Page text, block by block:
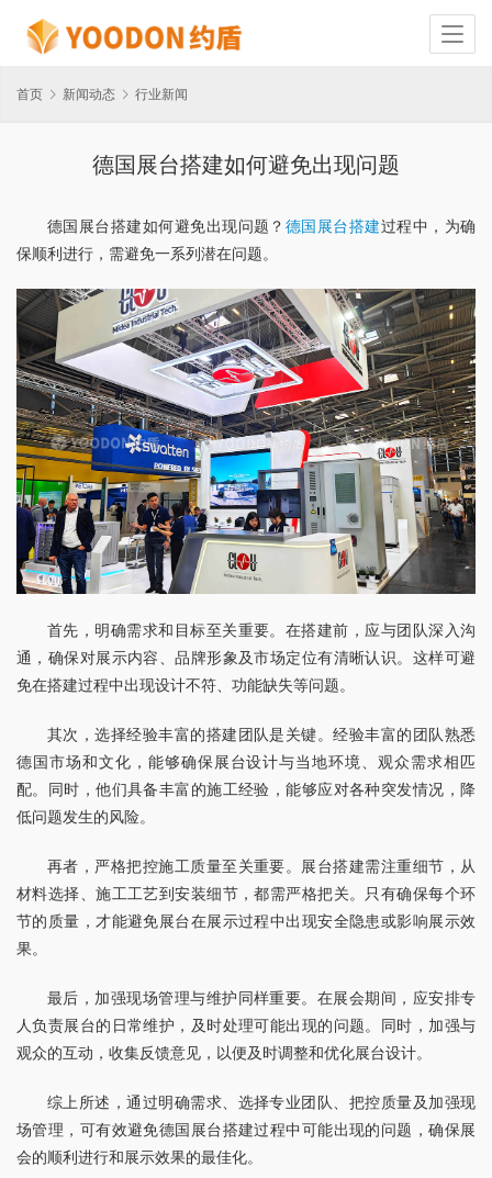
首页 新闻动态 行业新闻
德国展台搭建如何避免出现问题
德国展台搭建如何避免出现问题？ 德国展台搭建过程中，为确
保顺利进行，需避免一系列潜在问题。
首先，明确需求和目标至关重要。在搭建前，应与团队深入沟
通，确保对展示内容、品牌形象及市场定位有清晰认识。这样可避
免在搭建过程中出现设计不符、功能缺失等问题。
其次，选择经验丰富的搭建团队是关键。经验丰富的团队熟悉
德国市场和文化，能够确保展台设计与当地环境、观众需求相匹
配。同时，他们具备丰富的施工经验，能够应对各种突发情况，降
低问题发生的风险。
再者，严格把控施工质量至关重要。展台搭建需注重细节，从
材料选择、施工工艺到安装细节，都需严格把关。只有确保每个环
节的质量，才能避免展台在展示过程中出现安全隐患或影响展示效
果。
最后，加强现场管理与维护同样重要。在展会期间，应安排专
人负责展台的日常维护，及时处理可能出现的问题。同时，加强与
观众的互动，收集反馈意见，以便及时调整和优化展台设计。
综上所述，通过明确需求、选择专业团队、把控质量及加强现
场管理，可有效避免德国展台搭建过程中可能出现的问题，确保展
会的顺利进行和展示效果的最佳化。